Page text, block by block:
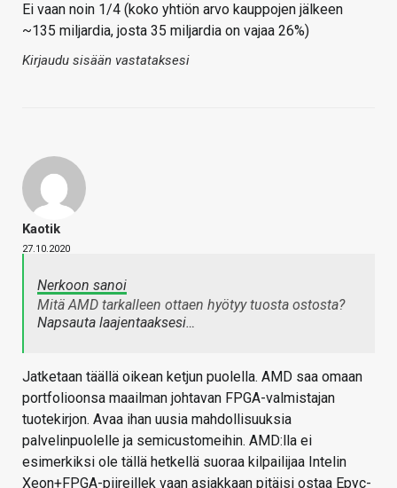
Ei vaan noin 1/4 (koko yhtiön arvo kauppojen jälkeen
~135 miljardia, josta 35 miljardia on vajaa 26%)
Kirjaudu sisään vastataksesi
Kaotik
27.10.2020
Nerkoon sanoi
Mitä AMD tarkalleen ottaen hyötyy tuosta ostosta?
Napsauta laajentaaksesi…
Jatketaan täällä oikean ketjun puolella. AMD saa omaan
portfolioonsa maailman johtavan FPGA-valmistajan
tuotekirjon. Avaa ihan uusia mahdollisuuksia
palvelinpuolelle ja semicustomeihin. AMD:lla ei
esimerkiksi ole tällä hetkellä suoraa kilpailijaa Intelin
Xeon+FPGA-piireillek vaan asiakkaan pitäisi ostaa Epyc-